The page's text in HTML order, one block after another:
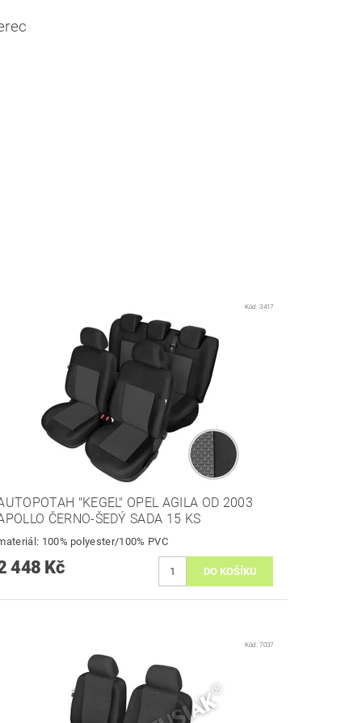
Kód:3417
"KEGEL" OPEL AGILA OD 2003
ČERNO-ŠEDÝ SADA 15 KS
100% polyester/100% PVC
448 Kč
Kód:7037